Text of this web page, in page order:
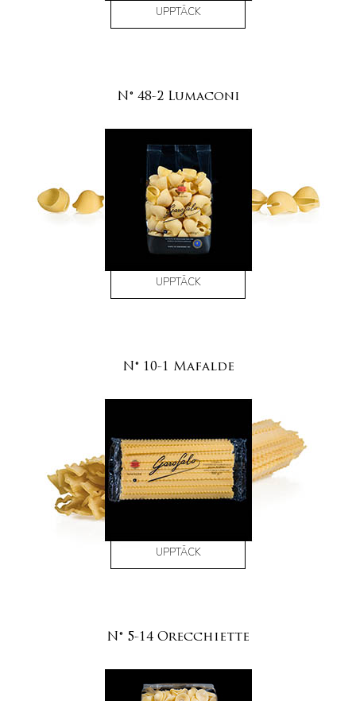
UPPTÄCK
N° 48-2 Lumaconi
UPPTÄCK
N° 10-1 Mafalde
UPPTÄCK
N° 5-14 Orecchiette